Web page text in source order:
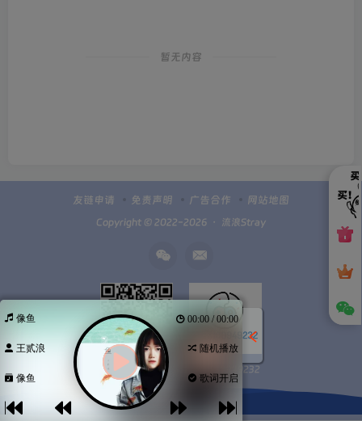
暂无内容
友链申请 免责声明 广告合作 网站地图
Copyright © 2022-2026 ・ 流浪Stray
扫码加微信 Q群100949232
像鱼 00:00 / 00:00
王贰浪 随机播放
像鱼 歌词开启